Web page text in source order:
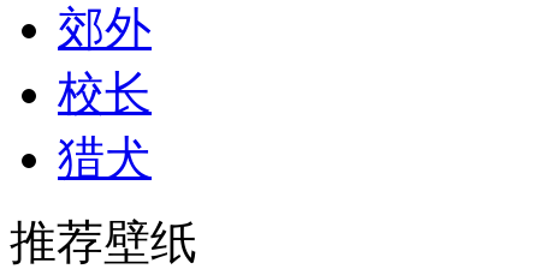
郊外
校长
猎犬
推荐壁纸